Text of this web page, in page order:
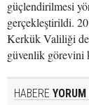
güçlendirilmesi
gerçekleştirildi.
Kerkük Valiliği de
güvenlik görevini
HABERE